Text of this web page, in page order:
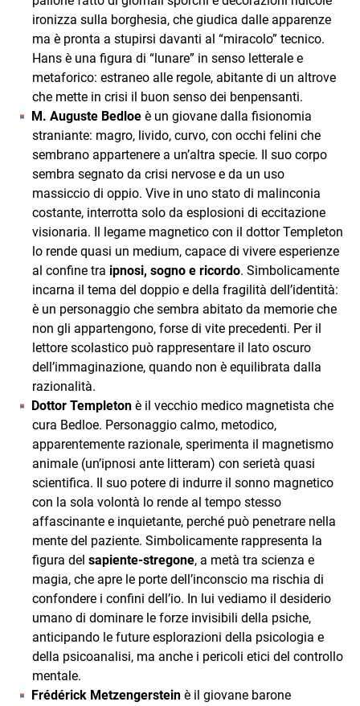
ironizza sulla borghesia, che giudica dalle apparenze
ma è pronta a stupirsi davanti al “miracolo” tecnico.
Hans è una figura di “lunare” in senso letterale e
metaforico: estraneo alle regole, abitante di un altrove
che mette in crisi il buon senso dei benpensanti.
M. Auguste Bedloe è un giovane dalla fisionomia
straniante: magro, livido, curvo, con occhi felini che
sembrano appartenere a un’altra specie. Il suo corpo
sembra segnato da crisi nervose e da un uso
massiccio di oppio. Vive in uno stato di malinconia
costante, interrotta solo da esplosioni di eccitazione
visionaria. Il legame magnetico con il dottor Templeton
lo rende quasi un medium, capace di vivere esperienze
al confine tra ipnosi, sogno e ricordo. Simbolicamente
incarna il tema del doppio e della fragilità dell’identità:
è un personaggio che sembra abitato da memorie che
non gli appartengono, forse di vite precedenti. Per il
lettore scolastico può rappresentare il lato oscuro
dell’immaginazione, quando non è equilibrata dalla
razionalità.
Dottor Templeton è il vecchio medico magnetista che
cura Bedloe. Personaggio calmo, metodico,
apparentemente razionale, sperimenta il magnetismo
animale (un’ipnosi ante litteram) con serietà quasi
scientifica. Il suo potere di indurre il sonno magnetico
con la sola volontà lo rende al tempo stesso
affascinante e inquietante, perché può penetrare nella
mente del paziente. Simbolicamente rappresenta la
figura del sapiente‑stregone, a metà tra scienza e
magia, che apre le porte dell’inconscio ma rischia di
confondere i confini dell’io. In lui vediamo il desiderio
umano di dominare le forze invisibili della psiche,
anticipando le future esplorazioni della psicologia e
della psicoanalisi, ma anche i pericoli etici del controllo
mentale.
Frédérick Metzengerstein è il giovane barone